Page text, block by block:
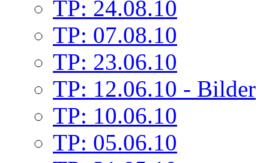
TP: 24.08.10
TP: 07.08.10
TP: 23.06.10
TP: 12.06.10 - Bilder
TP: 10.06.10
TP: 05.06.10